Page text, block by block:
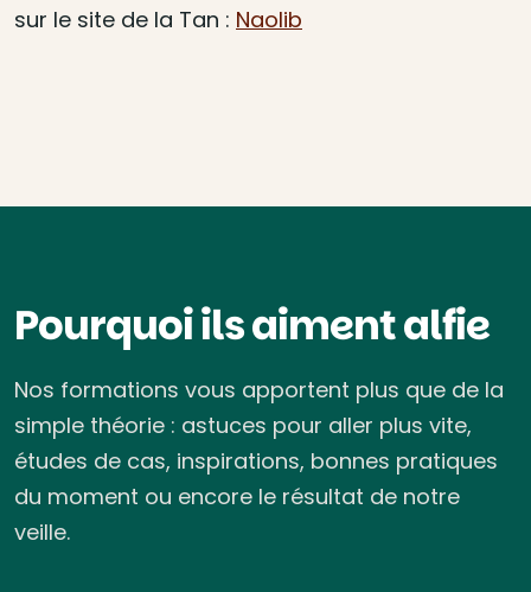
sur le site de la Tan : Naolib
Pourquoi ils aiment alfie
Nos formations vous apportent plus que de la
simple théorie : astuces pour aller plus vite,
études de cas, inspirations, bonnes pratiques
du moment ou encore le résultat de notre
veille.